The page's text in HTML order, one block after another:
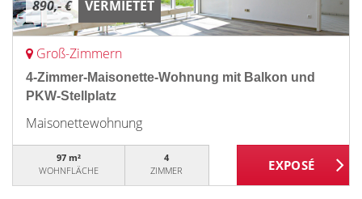
890,- € VERMIETET
Groß-Zimmern
4-Zimmer-Maisonette-Wohnung mit Balkon und
PKW-Stellplatz
Maisonettewohnung
97 m²
WOHNFLÄCHE
4
ZIMMER